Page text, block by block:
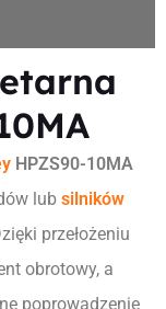
HPZS90-10MA
lub silników
przełożeniu
obrotowy, a
poprowadzenie